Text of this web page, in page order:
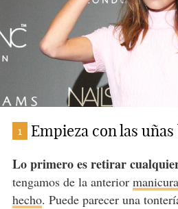
1 Empieza con las
Lo primero es retirar
tengamos de la anterior
hecho. Puede parecer una